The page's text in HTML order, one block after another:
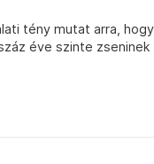
tény mutat arra,
éve szinte